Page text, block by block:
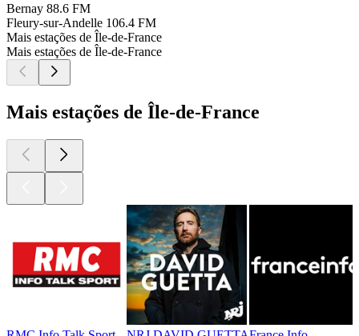
Bernay 88.6 FM
Fleury-sur-Andelle 106.4 FM
Mais estações de Île-de-France
Mais estações de Île-de-France
Mais estações de Île-de-France